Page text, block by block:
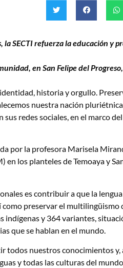
SECTI refuerza la educación y
en San Felipe del
historia y orgullo.
nuestra nación
redes sociales, en el marco
por la profesora Marisela
los planteles de Temoaya y
es contribuir a que la
preservar el multilingüismo
indígenas y 364 variantes,
que se hablan en el mundo.
todos nuestros conocimientos y,
y todas las culturas del